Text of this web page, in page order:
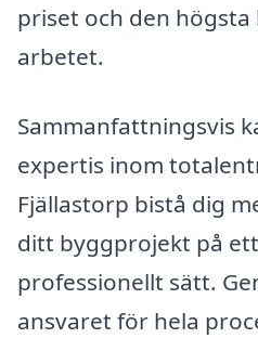
priset och den högsta
arbetet.
Sammanfattningsvis
expertis inom
Fjällastorp bistå dig
ditt byggprojekt på
professionellt sätt.
ansvaret för hela